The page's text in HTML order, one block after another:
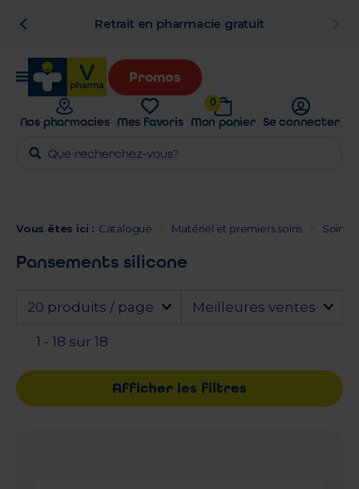
Retrait en pharmacie gratuit
Promos
Nos pharmacies Mes favoris
0
Mon panier Se connecter
Vous êtes ici : Catalogue Matériel et premiers soins Soins
Pansements silicone
20 produits / page Meilleures ventes
1 - 18 sur 18
Afficher les filtres